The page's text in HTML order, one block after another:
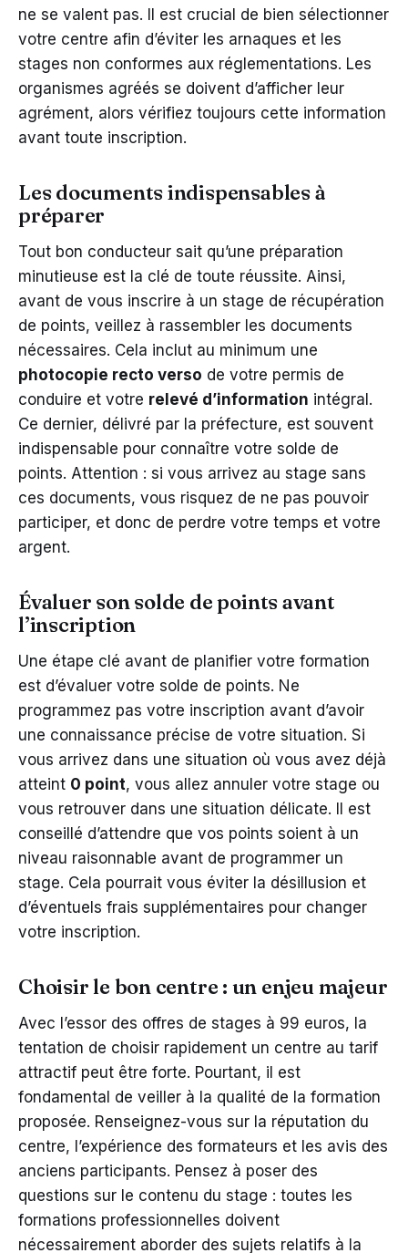
ne se valent pas. Il est crucial de bien sélectionner
votre centre afin d’éviter les arnaques et les
stages non conformes aux réglementations. Les
organismes agréés se doivent d’afficher leur
agrément, alors vérifiez toujours cette information
avant toute inscription.
Les documents indispensables à
préparer
Tout bon conducteur sait qu’une préparation
minutieuse est la clé de toute réussite. Ainsi,
avant de vous inscrire à un stage de récupération
de points, veillez à rassembler les documents
nécessaires. Cela inclut au minimum une
photocopie recto verso de votre permis de
conduire et votre relevé d’information intégral.
Ce dernier, délivré par la préfecture, est souvent
indispensable pour connaître votre solde de
points. Attention : si vous arrivez au stage sans
ces documents, vous risquez de ne pas pouvoir
participer, et donc de perdre votre temps et votre
argent.
Évaluer son solde de points avant
l’inscription
Une étape clé avant de planifier votre formation
est d’évaluer votre solde de points. Ne
programmez pas votre inscription avant d’avoir
une connaissance précise de votre situation. Si
vous arrivez dans une situation où vous avez déjà
atteint 0 point, vous allez annuler votre stage ou
vous retrouver dans une situation délicate. Il est
conseillé d’attendre que vos points soient à un
niveau raisonnable avant de programmer un
stage. Cela pourrait vous éviter la désillusion et
d’éventuels frais supplémentaires pour changer
votre inscription.
Choisir le bon centre : un enjeu majeur
Avec l’essor des offres de stages à 99 euros, la
tentation de choisir rapidement un centre au tarif
attractif peut être forte. Pourtant, il est
fondamental de veiller à la qualité de la formation
proposée. Renseignez-vous sur la réputation du
centre, l’expérience des formateurs et les avis des
anciens participants. Pensez à poser des
questions sur le contenu du stage : toutes les
formations professionnelles doivent
nécessairement aborder des sujets relatifs à la